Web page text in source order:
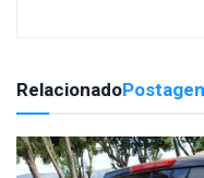
Relacionado